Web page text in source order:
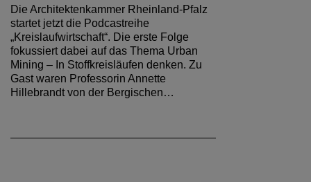
Die Architektenkammer Rheinland-Pfalz
startet jetzt die Podcastreihe
„Kreislaufwirtschaft“. Die erste Folge
fokussiert dabei auf das Thema Urban
Mining – In Stoffkreisläufen denken. Zu
Gast waren Professorin Annette
Hillebrandt von der Bergischen…